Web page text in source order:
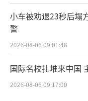
日。另一个疑点
退还的多余款项
发布会上对此只
还多余款项（
而兰世立召开新
小车被劝退23秒后塌
警
2026-08-06 09:01:48
国际名校扎堆来中国
2026-08-06 09:17:00